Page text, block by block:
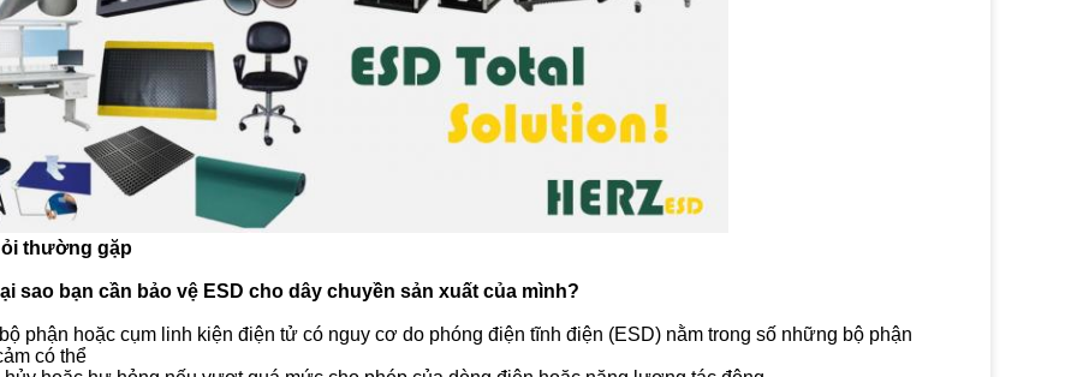
thường gặp
sao bạn cần bảo vệ ESD cho dây chuyền sản xuất của mình?
phận hoặc cụm linh kiện điện tử có nguy cơ do phóng điện tĩnh điện (ESD) nằm trong số những bộ phận
có thể